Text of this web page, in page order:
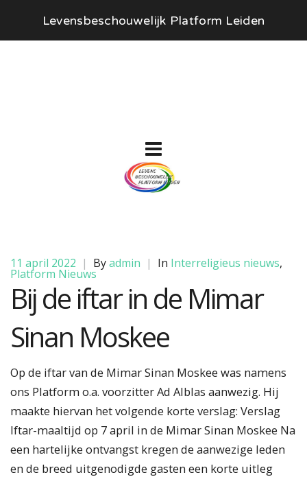
Levensbeschouwelijk Platform Leiden
11 april 2022 | Byadmin | In Interreligieus nieuws,
Platform Nieuws
Bij de iftar in de Mimar
Sinan Moskee
Op de iftar van de Mimar Sinan Moskee was namens
ons Platform o.a. voorzitter Ad Alblas aanwezig. Hij
maakte hiervan het volgende korte verslag: Verslag
Iftar-maaltijd op 7 april in de Mimar Sinan Moskee Na
een hartelijke ontvangst kregen de aanwezige leden
en de breed uitgenodigde gasten een korte uitleg